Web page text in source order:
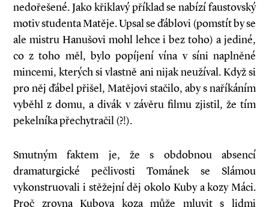
nedořešené. Jako křiklavý příklad se nabízí faustovský
motiv studenta Matěje. Upsal se ďáblovi (pomstít by se
ale mistru Hanušovi mohl lehce i bez toho) a jediné,
co z toho měl, bylo popíjení vína v síni naplněné
mincemi, kterých si vlastně ani nijak neužíval. Když si
pro něj ďábel přišel, Matějovi stačilo, aby s naříkáním
vyběhl z domu, a divák v závěru filmu zjistil, že tím
pekelníka přechytračil (?!).
Smutným faktem je, že s obdobnou absencí
dramaturgické pečlivosti Tománek se Slámou
vykonstruovali i stěžejní děj okolo Kuby a kozy Máci.
Proč zrovna Kubova koza může mluvit s lidmi